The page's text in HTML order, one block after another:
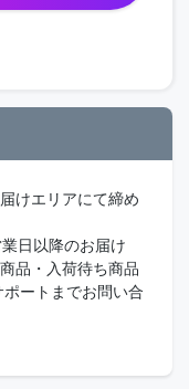
けエリアにて締め
日以降のお届け
品・入荷待ち商品
ートまでお問い合